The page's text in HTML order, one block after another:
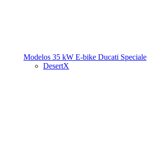
Modelos 35 kW E-bike Ducati Speciale
DesertX